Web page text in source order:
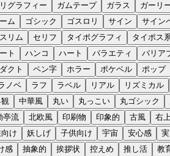
グラフィー ガムテープ ガラス ガーリ
ム ゴシック ゴスロリ サイン サイン
スリム セリフ タイポグラフィ タイポス
ト ハンコ ハート バラエティ バリア
クト ペン字 ホラー ポケベル ポップ
ノベ ラフ ラベル リアル リズミカル
中華風 丸い 丸っこい 丸ゴシック
亭流 北欧風 印刷物 印象的 古風 右
け 妖しげ 子供向け 宇宙 安心感
感 抽象的 挨拶状 控えめ 推し活 教